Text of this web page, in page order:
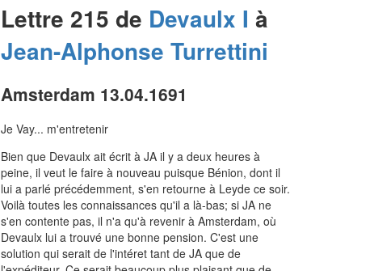
Lettre 215 de Devaulx I à
Jean-Alphonse Turrettini
Amsterdam 13.04.1691
Je Vay... m'entretenir
Bien que Devaulx ait écrit à JA il y a deux heures à
peine, il veut le faire à nouveau puisque Bénion, dont il
lui a parlé précédemment, s'en retourne à Leyde ce soir.
Voilà toutes les connaissances qu'il a là-bas; si JA ne
s'en contente pas, il n'a qu'à revenir à Amsterdam, où
Devaulx lui a trouvé une bonne pension. C'est une
solution qui serait de l'intéret tant de JA que de